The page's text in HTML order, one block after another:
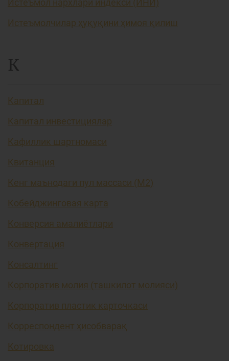
Истеъмол нархлари индекси (ИНИ)
Истеъмолчилар ҳуқуқини ҳимоя қилиш
К
Капитал
Капитал инвестициялар
Кафиллик шартномаси
Квитанция
Кенг маънодаги пул массаси (М2)
Кобейджинговая карта
Конверсия амалиётлари
Конвертация
Консалтинг
Корпоратив молия (ташкилот молияси)
Корпоратив пластик карточкаси
Корреспондент ҳисобварақ
Котировка